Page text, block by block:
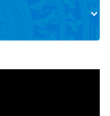
định kỳ, khám